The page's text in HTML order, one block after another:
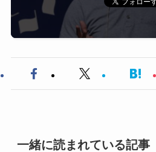
一緒に読まれている記事